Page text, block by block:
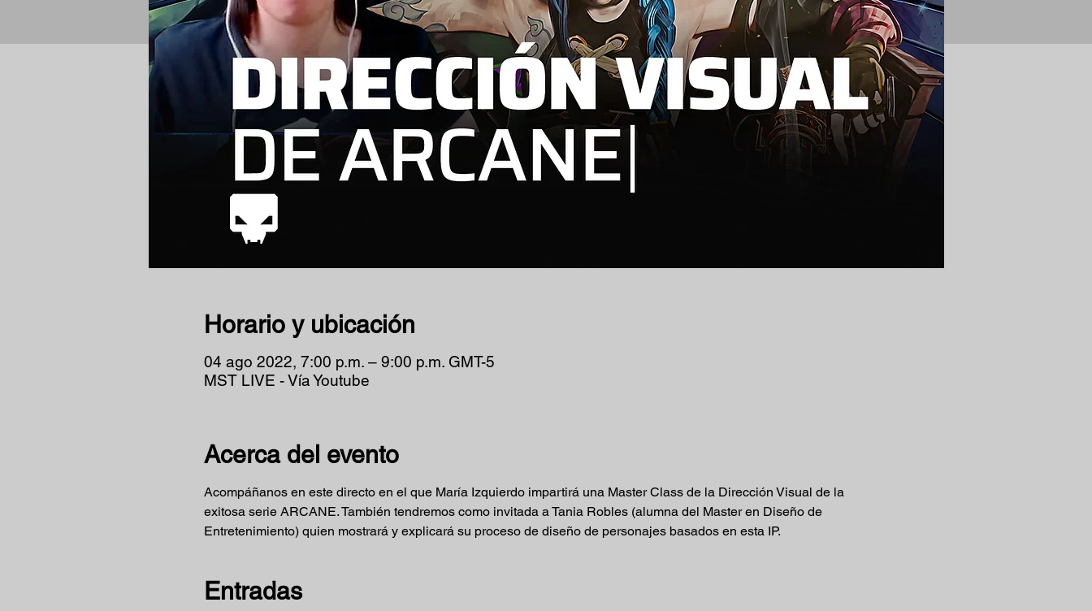
Horario y ubicación
04 ago 2022, 7:00 p.m. – 9:00 p.m. GMT-5
MST LIVE - Vía Youtube
Acerca del evento
Acompáñanos en este directo en el que María Izquierdo impartirá una Master Class de la Dirección Visual de la
exitosa serie ARCANE. También tendremos como invitada a Tania Robles (alumna del Master en Diseño de
Entretenimiento) quien mostrará y explicará su proceso de diseño de personajes basados en esta IP.
Entradas